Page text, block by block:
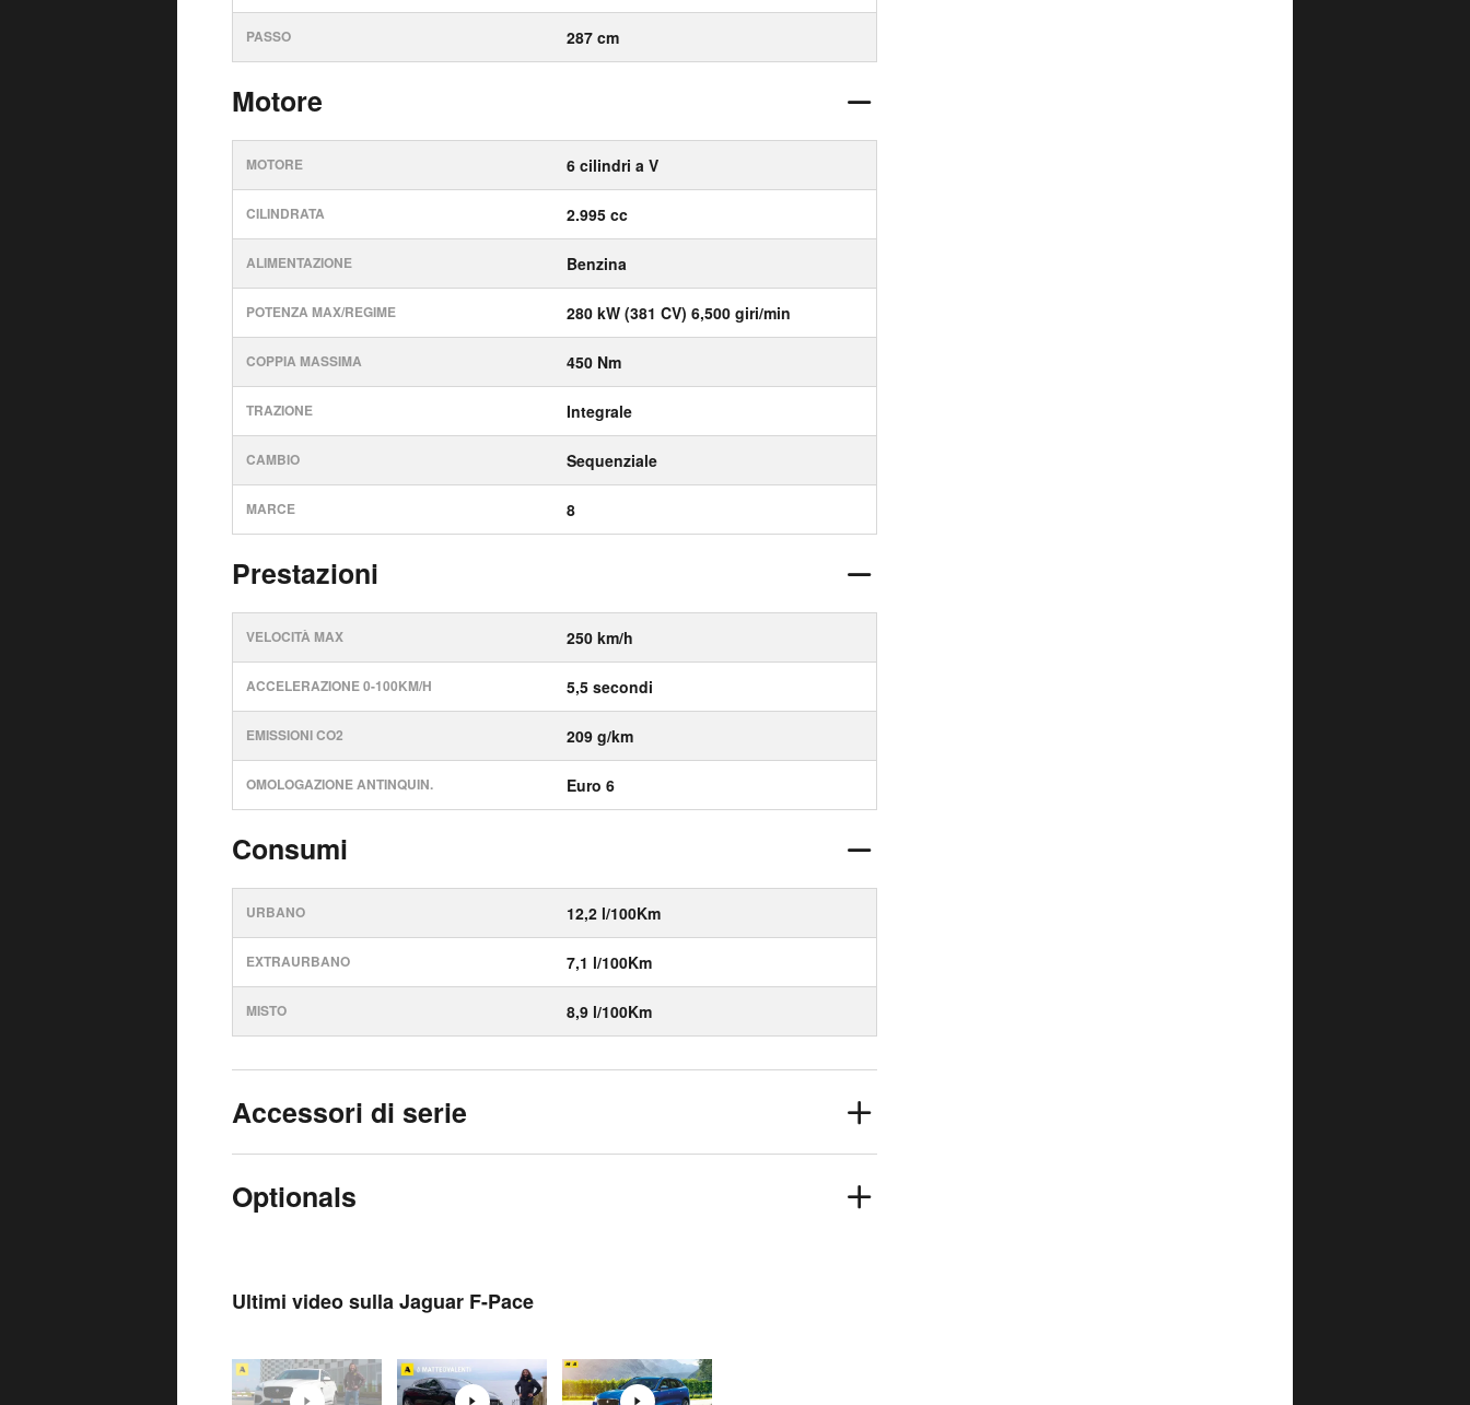
PASSO 287 cm
Motore
MOTORE 6 cilindri a V
CILINDRATA 2.995 cc
ALIMENTAZIONE Benzina
POTENZA MAX/REGIME 280 kW (381 CV) 6,500 giri/min
COPPIA MASSIMA 450 Nm
TRAZIONE Integrale
CAMBIO Sequenziale
MARCE 8
Prestazioni
VELOCITÀ MAX 250 km/h
ACCELERAZIONE 0-100KM/H 5,5 secondi
EMISSIONI CO2 209 g/km
OMOLOGAZIONE ANTINQUIN. Euro 6
Consumi
URBANO 12,2 l/100Km
EXTRAURBANO 7,1 l/100Km
MISTO 8,9 l/100Km
Accessori di serie
Optionals
Ultimi video sulla Jaguar F-Pace